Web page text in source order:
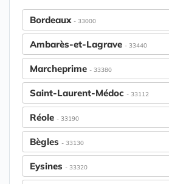
Bordeaux - 33000
Ambarès-et-Lagrave - 33440
Marcheprime - 33380
Saint-Laurent-Médoc - 33112
Réole - 33190
Bègles - 33130
Eysines - 33320